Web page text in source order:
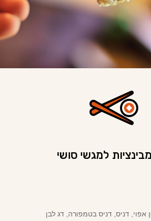
למגשי סושי
אפוי, דניס, דניס בטמפורה, דג לבן